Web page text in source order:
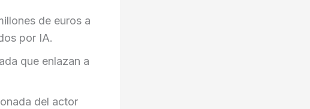
de euros a
por IA.
que enlazan a
del actor